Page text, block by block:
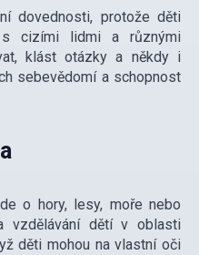
dovednosti, protože děti
cizími lidmi a různými
klást otázky a někdy i
sebevědomí a schopnost
o hory, lesy, moře nebo
vzdělávání dětí v oblasti
děti mohou na vlastní oči